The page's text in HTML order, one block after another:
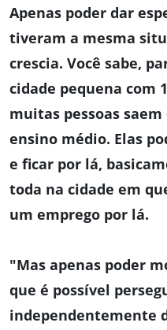
Apenas poder dar
tiveram a mesma
crescia. Você sabe,
cidade pequena com
muitas pessoas
ensino médio. Elas
e ficar por lá,
toda na cidade em
um emprego por lá.
"Mas apenas poder
que é possível
independentemente